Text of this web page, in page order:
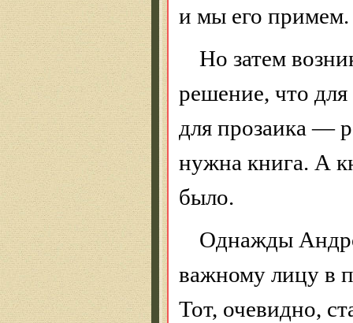
и мы его примем.
Но затем
решение, что
для прозаика —
нужна книга. А
было.
Однажды
важному лицу в
Тот, очевидно,